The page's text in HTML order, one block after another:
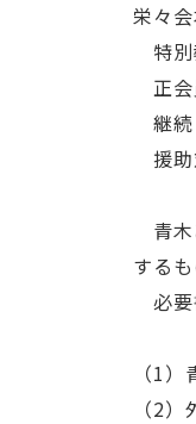
栄々
特別
正会
継続
援助
青木
する
必要
（1
（2